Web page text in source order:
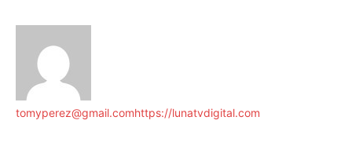
tomyperez@gmail.comhttps://lunatvdigital.com